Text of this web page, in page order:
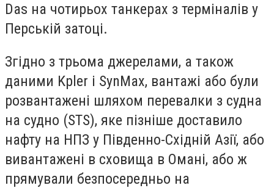
Das на чотирьох танкерах з терміналів у
Перській затоці.
Згідно з трьома джерелами, а також
даними Kpler і SynMax, вантажі або були
розвантажені шляхом перевалки з судна
на судно (STS), яке пізніше доставило
нафту на НПЗ у Південно-Східній Азії, або
вивантажені в сховища в Омані, або ж
прямували безпосередньо на